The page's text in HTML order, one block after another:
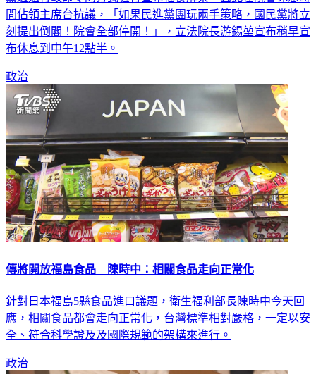
間佔領主席台抗議，「如果民進黨團玩兩手策略，國民黨將立
刻提出倒閣！院會全部停開！」，立法院長游錫堃宣布稍早宣
布休息到中午12點半。
政治
傳將開放福島食品 陳時中：相關食品走向正常化
針對日本福島5縣食品進口議題，衛生福利部長陳時中今天回
應，相關食品都會走向正常化，台灣標準相對嚴格，一定以安
全、符合科學證及及國際規範的架構來進行。
政治